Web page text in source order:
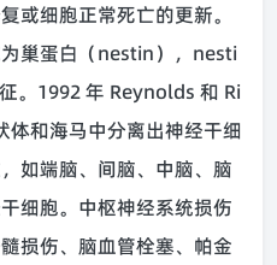
或细胞正常死亡的更新。
巢蛋白（nestin），nesti
。1992 年 Reynolds 和 Ri
和海马中分离出神经干细
如端脑、间脑、中脑、脑
细胞。中枢神经系统损伤
损伤、脑血管栓塞、帕金